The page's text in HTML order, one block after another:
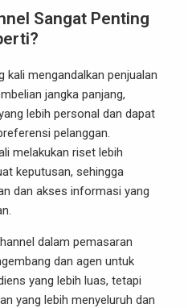
Sangat Penting
kali mengandalkan penjualan
jangka panjang,
lebih personal dan dapat
pelanggan.
melakukan riset lebih
keputusan, sehingga
dan akses informasi yang
dalam pemasaran
dan agen untuk
yang lebih luas, tetapi
yang lebih menyeluruh dan